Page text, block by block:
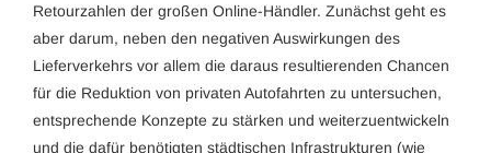
Retourzahlen der großen Online-Händler. Zunächst geht es
aber darum, neben den negativen Auswirkungen des
Lieferverkehrs vor allem die daraus resultierenden Chancen
für die Reduktion von privaten Autofahrten zu untersuchen,
entsprechende Konzepte zu stärken und weiterzuentwickeln
und die dafür benötigten städtischen Infrastrukturen (wie